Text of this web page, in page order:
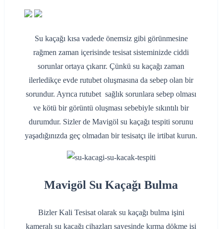
Su kaçağı kısa vadede önemsiz gibi görünmesine
rağmen zaman içerisinde tesisat sisteminizde ciddi
sorunlar ortaya çıkarır. Çünkü su kaçağı zaman
ilerledikçe evde rutubet oluşmasına da sebep olan bir
sorundur. Ayrıca rutubet sağlık sorunlara sebep olması
ve kötü bir görüntü oluşması sebebiyle sıkıntılı bir
durumdur. Sizler de Mavigöl su kaçağı tespiti sorunu
yaşadığınızda geç olmadan bir tesisatçı ile irtibat kurun.
Mavigöl Su Kaçağı Bulma
Bizler Kali Tesisat olarak su kaçağı bulma işini
kameralı su kaçağı cihazları sayesinde kırma dökme işi